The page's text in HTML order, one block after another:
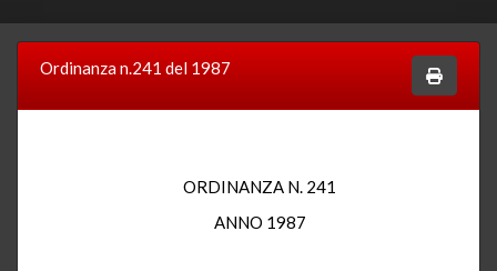
Ordinanza n.241 del 1987
ORDINANZA N. 241
ANNO 1987